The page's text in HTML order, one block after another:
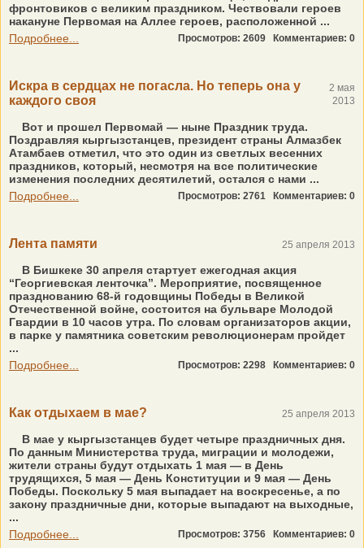
фронтовиков с великим праздником. Чествовали героев
накануне Первомая на Аллее героев, расположенной ...
Подробнее...
Просмотров: 2609 Комментариев: 0
Искра в сердцах не погасла. Но теперь она у
каждого своя
2 мая
2013
Вот и прошел Первомай — ныне Праздник труда.
Поздравляя кыргызстанцев, президент страны Алмазбек
Атамбаев отметил, что это один из светлых весенних
праздников, который, несмотря на все политические
изменения последних десятилетий, остался с нами ...
Подробнее...
Просмотров: 2761 Комментариев: 0
Лента памяти 25 апреля 2013
В Бишкеке 30 апреля стартует ежегодная акция
“Георгиевская ленточка”. Мероприятие, посвященное
празднованию 68-й годовщины Победы в Великой
Отечественной войне, состоится на бульваре Молодой
Гвардии в 10 часов утра. По словам организаторов акции,
в парке у памятника советским революционерам пройдет
...
Подробнее...
Просмотров: 2298 Комментариев: 0
Как отдыхаем в мае? 25 апреля 2013
В мае у кыргызстанцев будет четыре праздничных дня.
По данным Министерства труда, миграции и молодежи,
жители страны будут отдыхать 1 мая — в День
трудящихся, 5 мая — День Конституции и 9 мая — День
Победы. Поскольку 5 мая выпадает на воскресенье, а по
закону праздничные дни, которые выпадают на выходные,
...
Подробнее...
Просмотров: 3756 Комментариев: 0